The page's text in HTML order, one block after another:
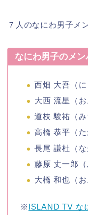
７人のなにわ男子メ
なにわ男子のメン
西畑 大吾 （
大西 流星
（
道枝 駿祐 （
高橋 恭平 （
長尾 謙杜
（
藤原 丈一郎
大橋 和也 （
※ ISLAND TV な